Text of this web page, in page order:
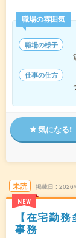
職場の雰囲気
職場の様子
仕事の仕方
気になる!
未読
NEW
掲載日
【在宅勤
事務